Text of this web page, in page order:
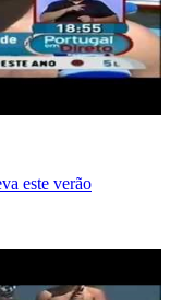
este verão